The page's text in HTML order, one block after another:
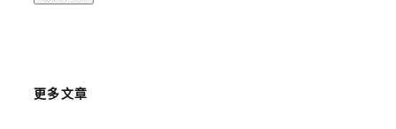
更多文章